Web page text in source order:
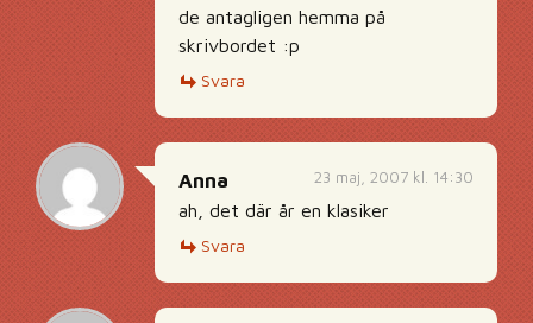
de antagligen hemma på
skrivbordet :p
Svara
23 maj, 2007 kl. 14:30
Anna
ah, det där år en klasiker
Svara